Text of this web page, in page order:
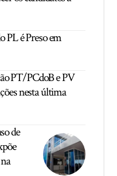
PL é Preso em
PT/PCdoB e PV
nesta última
de